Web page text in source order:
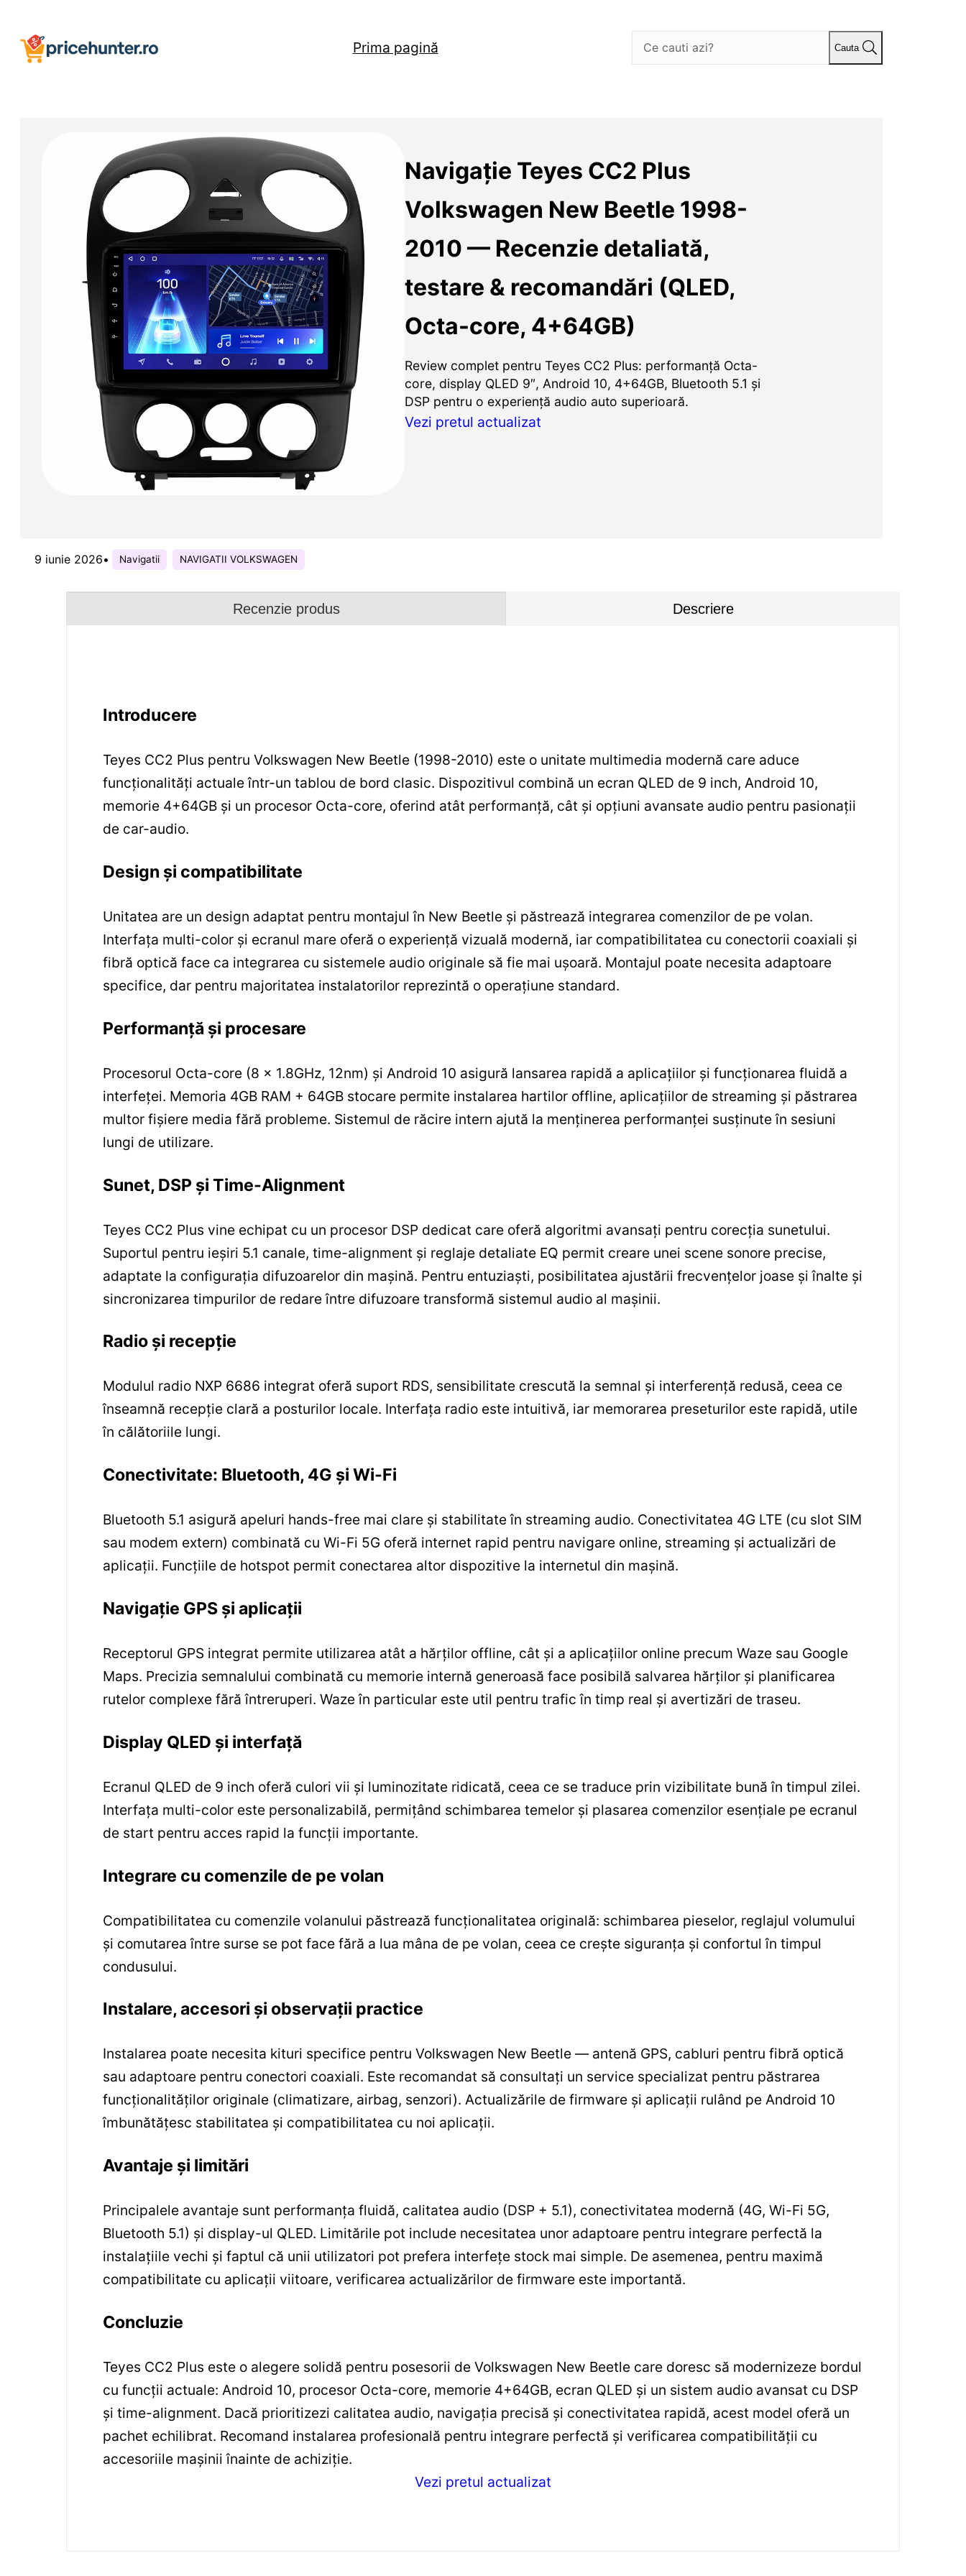
conținut
Prima pagină Cauta
Navigație Teyes CC2 Plus
Volkswagen New Beetle 1998-
2010 — Recenzie detaliată,
testare & recomandări (QLED,
Octa-core, 4+64GB)
Review complet pentru Teyes CC2 Plus: performanță Octa-
core, display QLED 9″, Android 10, 4+64GB, Bluetooth 5.1 și
DSP pentru o experiență audio auto superioară.
Vezi pretul actualizat
9 iunie 2026• Navigatii NAVIGATII VOLKSWAGEN
Recenzie produs Descriere
Introducere
Teyes CC2 Plus pentru Volkswagen New Beetle (1998-2010) este o unitate multimedia modernă care aduce
funcționalități actuale într-un tablou de bord clasic. Dispozitivul combină un ecran QLED de 9 inch, Android 10,
memorie 4+64GB și un procesor Octa-core, oferind atât performanță, cât și opțiuni avansate audio pentru pasionații
de car-audio.
Design și compatibilitate
Unitatea are un design adaptat pentru montajul în New Beetle și păstrează integrarea comenzilor de pe volan.
Interfața multi-color și ecranul mare oferă o experiență vizuală modernă, iar compatibilitatea cu conectorii coaxiali și
fibră optică face ca integrarea cu sistemele audio originale să fie mai ușoară. Montajul poate necesita adaptoare
specifice, dar pentru majoritatea instalatorilor reprezintă o operațiune standard.
Performanță și procesare
Procesorul Octa-core (8 x 1.8GHz, 12nm) și Android 10 asigură lansarea rapidă a aplicațiilor și funcționarea fluidă a
interfeței. Memoria 4GB RAM + 64GB stocare permite instalarea hartilor offline, aplicațiilor de streaming și păstrarea
multor fișiere media fără probleme. Sistemul de răcire intern ajută la menținerea performanței susținute în sesiuni
lungi de utilizare.
Sunet, DSP și Time-Alignment
Teyes CC2 Plus vine echipat cu un procesor DSP dedicat care oferă algoritmi avansați pentru corecția sunetului.
Suportul pentru ieșiri 5.1 canale, time-alignment și reglaje detaliate EQ permit creare unei scene sonore precise,
adaptate la configurația difuzoarelor din mașină. Pentru entuziaști, posibilitatea ajustării frecvențelor joase și înalte și
sincronizarea timpurilor de redare între difuzoare transformă sistemul audio al mașinii.
Radio și recepție
Modulul radio NXP 6686 integrat oferă suport RDS, sensibilitate crescută la semnal și interferență redusă, ceea ce
înseamnă recepție clară a posturilor locale. Interfața radio este intuitivă, iar memorarea preseturilor este rapidă, utile
în călătoriile lungi.
Conectivitate: Bluetooth, 4G și Wi-Fi
Bluetooth 5.1 asigură apeluri hands-free mai clare și stabilitate în streaming audio. Conectivitatea 4G LTE (cu slot SIM
sau modem extern) combinată cu Wi-Fi 5G oferă internet rapid pentru navigare online, streaming și actualizări de
aplicații. Funcțiile de hotspot permit conectarea altor dispozitive la internetul din mașină.
Navigație GPS și aplicații
Receptorul GPS integrat permite utilizarea atât a hărților offline, cât și a aplicațiilor online precum Waze sau Google
Maps. Precizia semnalului combinată cu memorie internă generoasă face posibilă salvarea hărților și planificarea
rutelor complexe fără întreruperi. Waze în particular este util pentru trafic în timp real și avertizări de traseu.
Display QLED și interfață
Ecranul QLED de 9 inch oferă culori vii și luminozitate ridicată, ceea ce se traduce prin vizibilitate bună în timpul zilei.
Interfața multi-color este personalizabilă, permițând schimbarea temelor și plasarea comenzilor esențiale pe ecranul
de start pentru acces rapid la funcții importante.
Integrare cu comenzile de pe volan
Compatibilitatea cu comenzile volanului păstrează funcționalitatea originală: schimbarea pieselor, reglajul volumului
și comutarea între surse se pot face fără a lua mâna de pe volan, ceea ce crește siguranța și confortul în timpul
condusului.
Instalare, accesori și observații practice
Instalarea poate necesita kituri specifice pentru Volkswagen New Beetle — antenă GPS, cabluri pentru fibră optică
sau adaptoare pentru conectori coaxiali. Este recomandat să consultați un service specializat pentru păstrarea
funcționalităților originale (climatizare, airbag, senzori). Actualizările de firmware și aplicații rulând pe Android 10
îmbunătățesc stabilitatea și compatibilitatea cu noi aplicații.
Avantaje și limitări
Principalele avantaje sunt performanța fluidă, calitatea audio (DSP + 5.1), conectivitatea modernă (4G, Wi-Fi 5G,
Bluetooth 5.1) și display-ul QLED. Limitările pot include necesitatea unor adaptoare pentru integrare perfectă la
instalațiile vechi și faptul că unii utilizatori pot prefera interfețe stock mai simple. De asemenea, pentru maximă
compatibilitate cu aplicații viitoare, verificarea actualizărilor de firmware este importantă.
Concluzie
Teyes CC2 Plus este o alegere solidă pentru posesorii de Volkswagen New Beetle care doresc să modernizeze bordul
cu funcții actuale: Android 10, procesor Octa-core, memorie 4+64GB, ecran QLED și un sistem audio avansat cu DSP
și time-alignment. Dacă prioritizezi calitatea audio, navigația precisă și conectivitatea rapidă, acest model oferă un
pachet echilibrat. Recomand instalarea profesională pentru integrare perfectă și verificarea compatibilității cu
accesoriile mașinii înainte de achiziție.
Vezi pretul actualizat